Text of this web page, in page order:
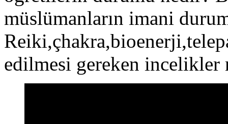
müslümanların imani
edilmesi gereken incelikler